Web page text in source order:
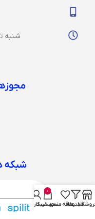
شنبه تا
شبکه
فیلترهاعلاقه مندی
0
سبد خرید
حساب کاربری من